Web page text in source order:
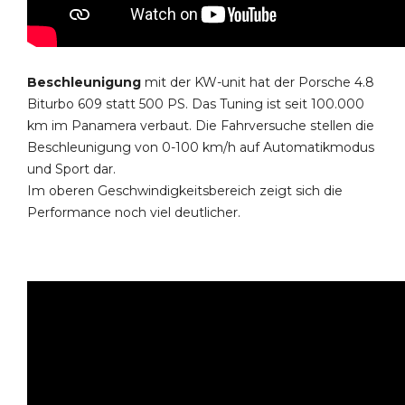
Beschleunigung mit der KW-unit hat der Porsche 4.8
Biturbo 609 statt 500 PS. Das Tuning ist seit 100.000
km im Panamera verbaut. Die Fahrversuche stellen die
Beschleunigung von 0-100 km/h auf Automatikmodus
und Sport dar.
Im oberen Geschwindigkeitsbereich zeigt sich die
Performance noch viel deutlicher.